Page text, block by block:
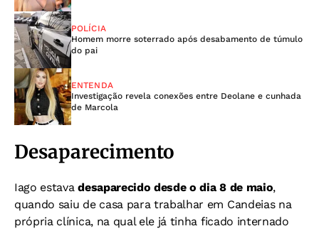
POLÍCIA
Homem morre soterrado após desabamento de túmulo
do pai
ENTENDA
Investigação revela conexões entre Deolane e cunhada
de Marcola
Desaparecimento
Iago estavadesaparecido desde o dia 8 de maio,
quando saiu de casa para trabalhar em Candeias na
própria clínica, na qual ele já tinha ficado internado